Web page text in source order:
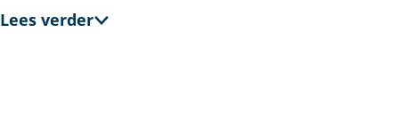
e
Lees verder